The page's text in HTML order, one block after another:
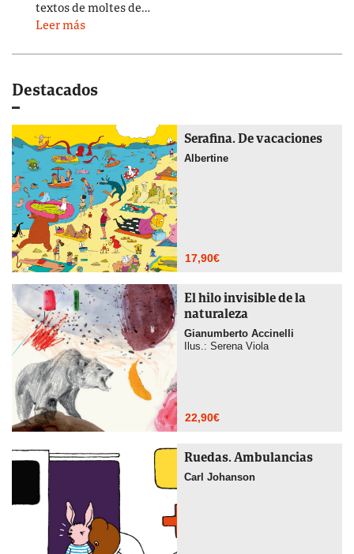
textos de moltes de…
Leer más
Destacados
Serafina. De vacaciones
Albertine
17,90€
El hilo invisible de la
naturaleza
Gianumberto Accinelli
Ilus.: Serena Viola
22,90€
Ruedas. Ambulancias
Carl Johanson